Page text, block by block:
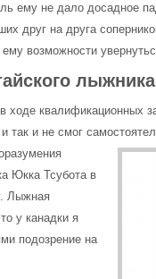
ему не дало досадное
друг на друга
возможности
ходе квалификационных
так и не смог
Юкка Тсубота в
Лыжная
у канадки я
подозрение на